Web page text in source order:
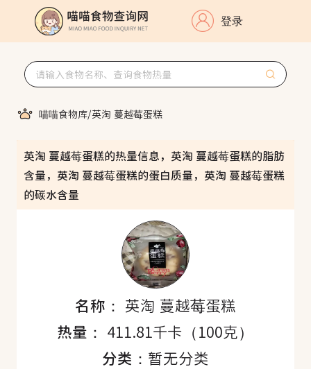
登录
喵喵食物库/英淘 蔓越莓蛋糕
英淘 蔓越莓蛋糕的热量信息，英淘 蔓越莓蛋糕的脂肪
含量，英淘 蔓越莓蛋糕的蛋白质量，英淘 蔓越莓蛋糕
的碳水含量
名称： 英淘 蔓越莓蛋糕
热量： 411.81千卡（100克）
分类： 暂无分类